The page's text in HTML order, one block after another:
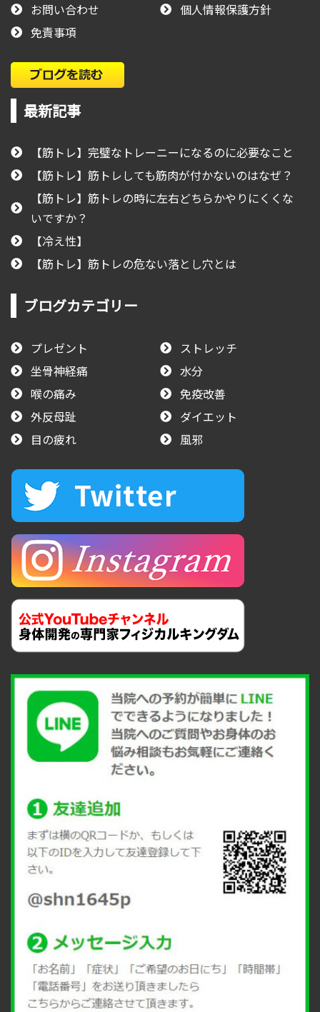
お問い合わせ
個人情報保護方針
免責事項
最新記事
【筋トレ】完璧なトレーニーになるのに必要なこと
【筋トレ】筋トレしても筋肉が付かないのはなぜ？
【筋トレ】筋トレの時に左右どちらかやりにくくな
いですか？
【冷え性】
【筋トレ】筋トレの危ない落とし穴とは
ブログカテゴリー
プレゼント
ストレッチ
坐骨神経痛
水分
喉の痛み
免疫改善
外反母趾
ダイエット
目の疲れ
風邪